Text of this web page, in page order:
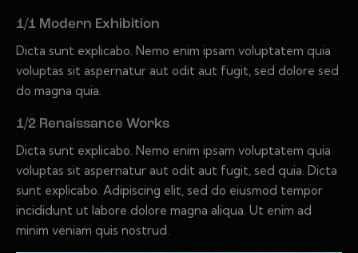
1/1 Modern Exhibition
Dicta sunt explicabo. Nemo enim ipsam voluptatem quia
voluptas sit aspernatur aut odit aut fugit, sed dolore sed
do magna quia.
1/2 Renaissance Works
Dicta sunt explicabo. Nemo enim ipsam voluptatem quia
voluptas sit aspernatur aut odit aut fugit, sed quia. Dicta
sunt explicabo. Adipiscing elit, sed do eiusmod tempor
incididunt ut labore dolore magna aliqua. Ut enim ad
minim veniam quis nostrud.